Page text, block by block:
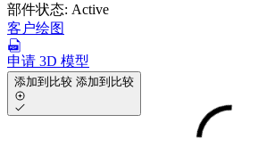
部件状态: Active
客户绘图
申请 3D 模型
添加到比较 添加到比较